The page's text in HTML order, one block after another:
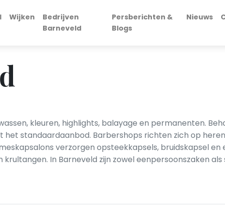
Wijken
Bedrijven
Barneveld
Persberichten &
Blogs
Nieuws
kleuren, highlights, balayage en permanenten.
standaardaanbod. Barbershops richten zich op
verzorgen opsteekkapsels, bruidskapsel en
In Barneveld zijn zowel eenpersoonszaken